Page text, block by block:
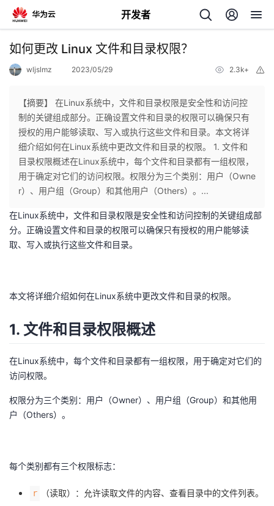
开发者
返
个
人
页
我
开
者
我
客
论
的
子
我
直
的
我
如何更改 Linux 文件和目录权限？
wljslmz 2023/05/29 2.3k+
【摘要】 在Linux系统中，文件和目录权限是安全性和访问控
制的关键组成部分。正确设置文件和目录的权限可以确保只有
授权的用户能够读取、写入或执行这些文件和目录。本文将详
细介绍如何在Linux系统中更改文件和目录的权限。 1. 文件和
目录权限概述在Linux系统中，每个文件和目录都有一组权限，
用于确定对它们的访问权限。权限分为三个类别：用户（Owne
r）、用户组（Group）和其他用户（Others）。...
在Linux系统中，文件和目录权限是安全性和访问控制的关键组成部
分。正确设置文件和目录的权限可以确保只有授权的用户能够读
取、写入或执行这些文件和目录。
本文将详细介绍如何在Linux系统中更改文件和目录的权限。
1. 文件和目录权限概述
在Linux系统中，每个文件和目录都有一组权限，用于确定对它们的
访问权限。
权限分为三个类别：用户（Owner）、用户组（Group）和其他用
户（Others）。
每个类别都有三个权限标志：
r （读取）：允许读取文件的内容、查看目录中的文件列表。